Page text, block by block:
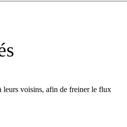
leurs voisins, afin de freiner le flux